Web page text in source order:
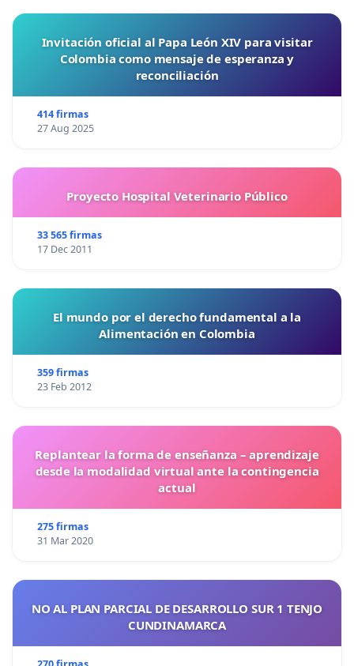
Invitación oficial al Papa León XIV para visitar
Colombia como mensaje de esperanza y
reconciliación
414 firmas
27 Aug 2025
Proyecto Hospital Veterinario Público
33 565 firmas
17 Dec 2011
El mundo por el derecho fundamental a la
Alimentación en Colombia
359 firmas
23 Feb 2012
Replantear la forma de enseñanza – aprendizaje
desde la modalidad virtual ante la contingencia
actual
275 firmas
31 Mar 2020
NO AL PLAN PARCIAL DE DESARROLLO SUR 1 TENJO
CUNDINAMARCA